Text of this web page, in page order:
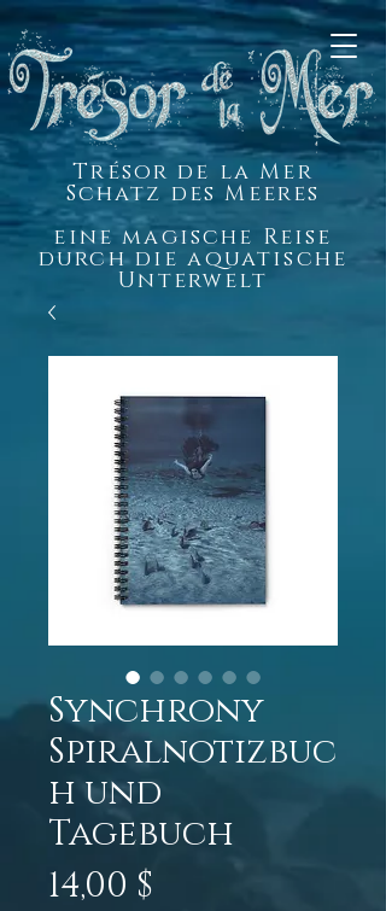
Trésor de la Mer
Schatz des Meeres
eine magische Reise
durch die aquatische
Unterwelt
Synchrony
Spiralnotizbuc
h und
Tagebuch
14,00 $